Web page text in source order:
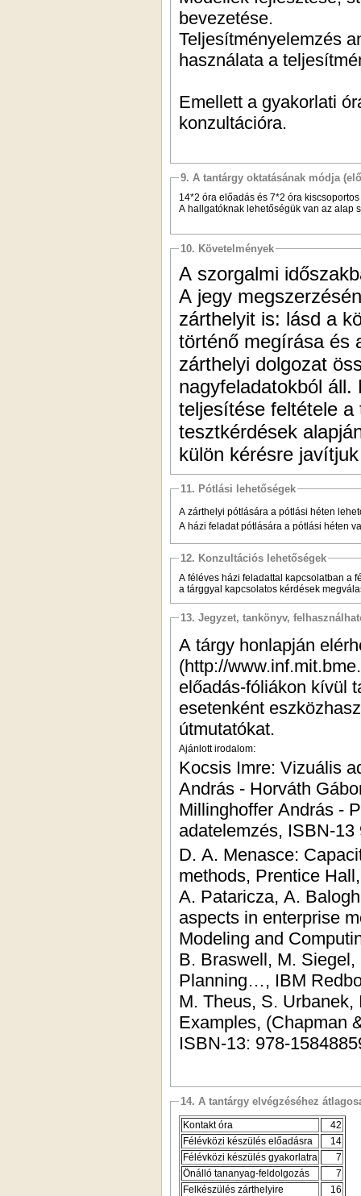
bevezetése.
Teljesítményelemzés
használata a
Emellett a gyakorlati
konzultációra.
9. A tantárgy oktatásának módja
14*2 óra előadás és 7*2 óra
A hallgatóknak lehetőségük van az alap
10. Követelmények
A szorgalmi
A jegy
zárthelyit is: lásd a
történő megírása és
zárthelyi dolgozat
nagyfeladatokból
teljesítése feltétele
tesztkérdések
külön kérésre
11. Pótlási lehetőségek
A zárthelyi pótlására a pótlási héten
A házi feladat pótlására a pótlási héten
12. Konzultációs lehetőségek
A féléves házi feladattal kapcsolatban a
a tárggyal kapcsolatos kérdések
13. Jegyzet, tankönyv,
A tárgy honlapján
(http://
előadás-fóliákon kívül
esetenként
útmutatókat.
Ajánlott irodalom:
Kocsis Imre: Vizuális
András - Horváth
Millinghoffer András -
adatelemzés, ISBN-
D. A. Menasce:
methods, Prentice
A. Pataricza, A.
aspects in enterprise
Modeling and
B. Braswell, M.
Planning…, IBM
M. Theus, S.
Examples, (Chapman
ISBN-13: 978-
14. A tantárgy elvégzéséhez
Kontakt óra
42
Félévközi készülés előadásra
14
Félévközi készülés gyakorlatra
7
Önálló tananyag-feldolgozás
7
Felkészülés zárthelyire
16